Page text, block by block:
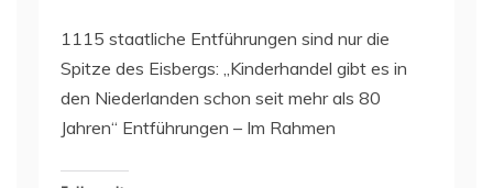
1115 staatliche Entführungen sind nur die
Spitze des Eisbergs: „Kinderhandel gibt es in
den Niederlanden schon seit mehr als 80
Jahren“ Entführungen – Im Rahmen